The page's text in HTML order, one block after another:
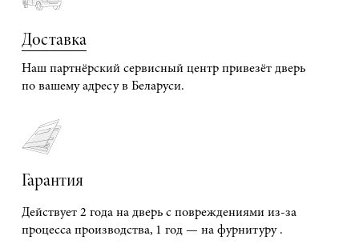
Доставка
Наш партнёрский сервисный центр привезёт дверь
по вашему адресу в Беларуси.
Гарантия
Действует 2 года на дверь с повреждениями из-за
процесса производства, 1 год — на фурнитуру .